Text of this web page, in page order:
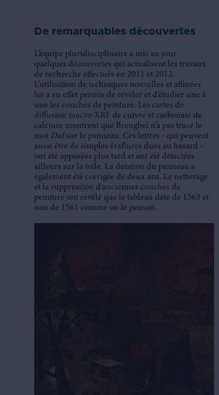
De remarquables découvertes
L’équipe pluridisciplinaire a mis au jour
quelques découvertes qui actualisent les travaux
de recherche effectués en 2011 et 2012.
L’utilisation de techniques nouvelles et affinées
lui a en effet permis de révéler et d’étudier une à
une les couches de peinture. Les cartes de
diffusion macro-XRF de cuivre et carbonate de
calcium montrent que Breughel n’a pas tracé le
mot Dulsur le panneau. Ces lettres - qui peuvent
aussi être de simples éraflures dues au hasard -
ont été apposées plus tard et ont été détectées
ailleurs sur la toile. La datation du panneau a
également été corrigée de deux ans. Le nettoyage
et la suppression d’anciennes couches de
peinture ont révélé que le tableau date de 1563 et
non de 1561 comme on le pensait.